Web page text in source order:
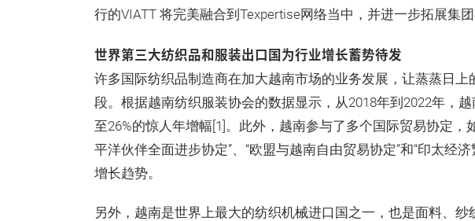
行的VIATT 将完美融合到Texpertise网络当中，并进一步拓展集
世界第三大纺织品和服装出口国为行业增长蓄势待发
许多国际纺织品制造商在加大越南市场的业务发展，让蒸蒸日上
段。根据越南纺织服装协会的数据显示，从2018年到2022年，
至26%的惊人年增幅[1]。此外，越南参与了多个国际贸易协定，
平洋伙伴全面进步协定”、“欧盟与越南自由贸易协定”和“印太经
增长趋势。
另外，越南是世界上最大的纺织机械进口国之一，也是面料、